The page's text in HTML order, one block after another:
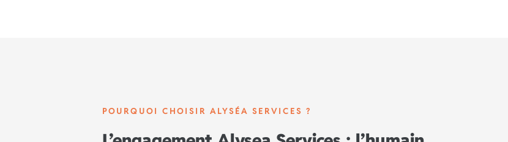
POURQUOI CHOISIR ALYSÉA SERVICES ?